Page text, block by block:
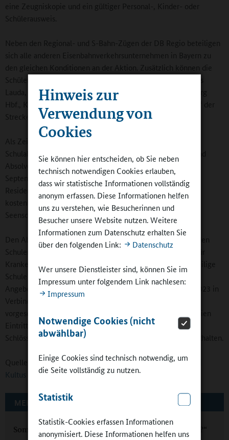
Hinweis zur
Verwendung von
Cookies
Sie können hier entscheiden, ob Sie neben
technisch notwendigen Cookies erlauben,
dass wir statistische Informationen vollständig
anonym erfassen. Diese Informationen helfen
uns zu verstehen, wie Besucherinnen und
Besucher unsere Website nutzen. Weitere
Informationen zum Datenschutz erhalten Sie
über den folgenden Link:
Datenschutz
Wer unsere Dienstleister sind, können Sie im
Impressum unter folgendem Link nachlesen:
Impressum
Notwendige Cookies (nicht
abwählbar)
Einige Cookies sind technisch notwendig, um
die Seite vollständig zu nutzen.
Statistik
Statistik-Cookies erfassen Informationen
anonymisiert. Diese Informationen helfen uns
eine Zeugniskopie und ein gültiger Personal-, Kinder- oder
Schülerausweis.
Neben den Regional- und S-Bahn-Zügen der DB Regio beteiligen
sich alle anderen Eisenbahnverkehrsunternehmen in Bayern zu
den gleichen Konditionen an der Aktion. Zusätzlich können die
Schülerinnen und Schüler von Bayern länderübergreifend bis
Lauda, Crailsheim, Ulm Hbf., Sonneberg (Thür) Hbf., Salzburg
Hbf., Kufstein, über die Außerfernbahn bis Reutte sowie auf der
Strecke Memmingen – Wangen – Hergatz fahren.
Als Zeichen der Anerkennung für den erfolgreichen
Schulabschluss erhalten alle diesjährigen Absolventinnen und
Absolventen von Abschlussklassen bis einschließlich 30.
September 2023 freien Eintritt in die staatlichen Schlösser,
Residenzen und Burgen, Museen und Sammlungen sowie
kostenlose Mitfahrten auf den Schiffen der Bayerischen
Seenschifffahrt GmbH.
Den Absolventinnen und Absolventen der allgemeinbildenden
Schulen, beruflichen Schulen, Förderschulen und Schulen für
Kranke wird der „Sommerpass Bayern 2023“ durch die jeweilige
Schule im Rahmen der Zeugnisübergabe ausgehändigt. Die
Angebote können mit dem personalisierten Sommerpass 2023 in
Verbindung mit einem aktuellen Lichtbildausweis im
vorgesehenen Zeitraum unbegrenzt genutzt werden. Im freien
Eintritt in die Sehenswürdigkeiten der Bayerischen
Schlösserverwaltung ist z. B. auch der Standardrundgang enthalten.
Quelle:
Bayerisches Staatsministerium für Unterricht und
Kultus
MEHR ZUM THEMA AUF GANZTAGSSCHULEN.ORG
Sommer im Ganztag: „Wie unterhalten sich Hühner?“